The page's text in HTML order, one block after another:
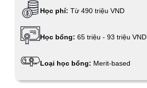
Học phí: Từ 490 triệu VND
Học bổng: 65 triệu - 93 triệu VND
Loại học bổng: Merit-based